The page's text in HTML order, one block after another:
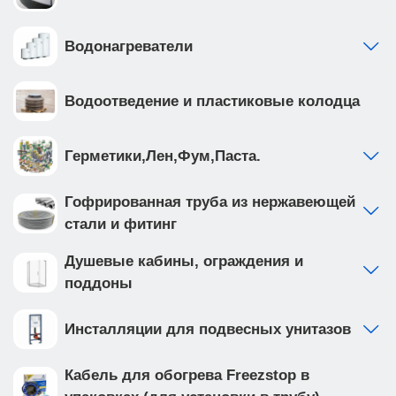
Водонагреватели
Водоотведение и пластиковые колодца
Герметики,Лен,Фум,Паста.
Гофрированная труба из нержавеющей
стали и фитинг
Душевые кабины, ограждения и
поддоны
Инсталляции для подвесных унитазов
Кабель для обогрева Freezstop в